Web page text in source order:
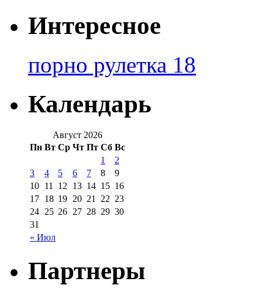
Интересное
порно рулетка 18
Календарь
Август 2026
Пн Вт Ср Чт Пт Сб Вс
« Июл
1
2
3
4 5 6 7 8
9
10 11 12 13 14 15 16
17 18 19 20 21 22 23
24 25 26 27 28 29 30
31
Партнеры